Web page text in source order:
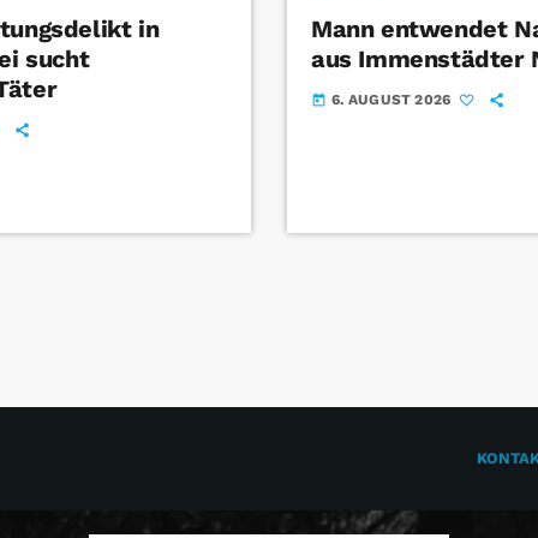
in
sucht
Mann entwendet
aus Immenstädter
today 6. AUGUST 2026